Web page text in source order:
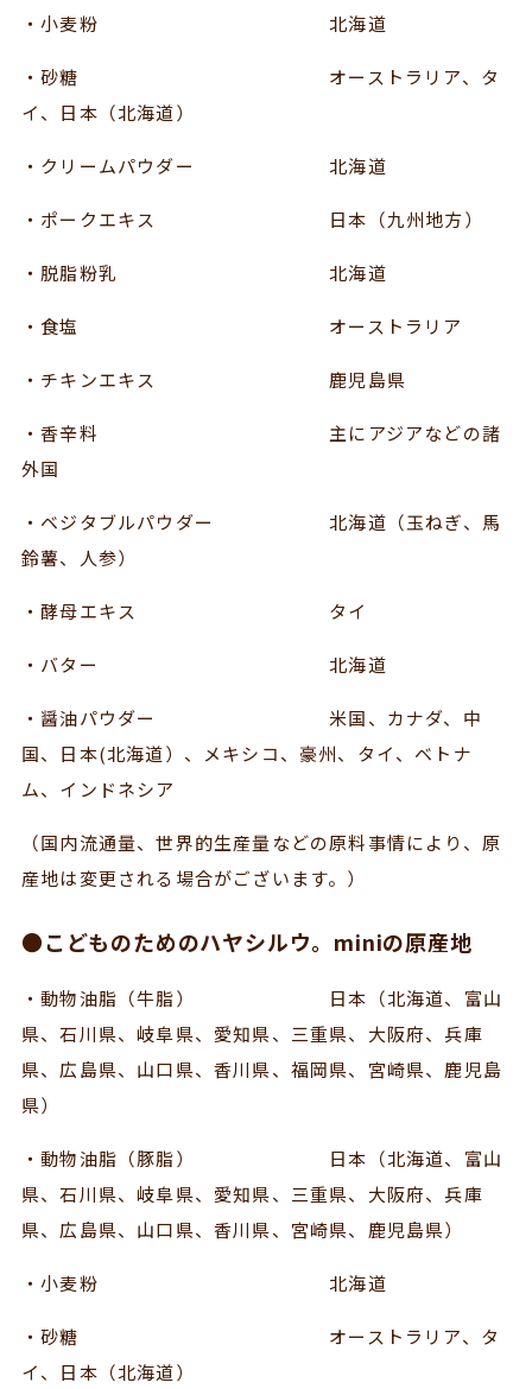
・小麦粉 北海道
・砂糖 オーストラリア、タ
イ、日本（北海道）
・クリームパウダー 北海道
・ポークエキス 日本（九州地方）
・脱脂粉乳 北海道
・食塩 オーストラリア
・チキンエキス 鹿児島県
・香辛料 主にアジアなどの諸
外国
・ベジタブルパウダー 北海道（玉ねぎ、馬
鈴薯、人参）
・酵母エキス タイ
・バター 北海道
・醤油パウダー 米国、カナダ、中
国、日本(北海道）、メキシコ、豪州、タイ、ベトナ
ム、インドネシア
（国内流通量、世界的生産量などの原料事情により、原
産地は変更される場合がございます。）
●こどものためのハヤシルウ。miniの原産地
・動物油脂（牛脂） 日本（北海道、富山
県、石川県、岐阜県、愛知県、三重県、大阪府、兵庫
県、広島県、山口県、香川県、福岡県、宮崎県、鹿児島
県）
・動物油脂（豚脂） 日本（北海道、富山
県、石川県、岐阜県、愛知県、三重県、大阪府、兵庫
県、広島県、山口県、香川県、宮崎県、鹿児島県）
・小麦粉 北海道
・砂糖 オーストラリア、タ
イ、日本（北海道）